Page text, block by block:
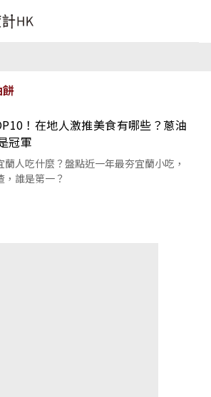
！在地人激推美食有哪些？蔥油
冠軍
人吃什麼？盤點近一年最夯宜蘭小吃，
誰是第一？